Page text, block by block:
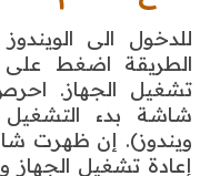
للدخول الى
تشغيل الجهاز.
شاشة بدء
ويندوز). إن ظهرت
إعادة تشغيلالجهاز